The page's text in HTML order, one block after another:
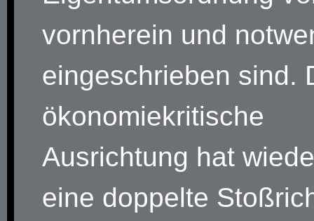
vornherein und
eingeschrieben sind.
ökonomiekritische
Ausrichtung hat
eine doppelte